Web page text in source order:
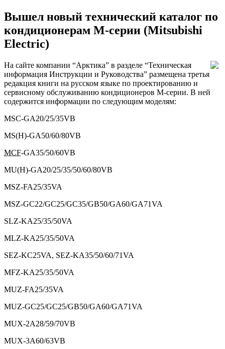
Вышел новый технический каталог по
кондиционерам М-серии (Mitsubishi
Electric)
На сайте компании “Арктика” в разделе “Техническая
информация Инструкции и Руководства” размещена третья
редакция книги на русском языке по проектированию и
сервисному обслуживанию кондиционеров М-серии. В ней
содержится информации по следующим моделям:
MSC-GA20/25/35VB
MS(H)-GA50/60/80VB
MCF-GA35/50/60VB
MU(H)-GA20/25/35/50/60/80VB
MSZ-FA25/35VA
MSZ-GC22/GC25/GC35/GB50/GA60/GA71VA
SLZ-KA25/35/50VA
MLZ-KA25/35/50VA
SEZ-KC25VA, SEZ-KA35/50/60/71VA
MFZ-KA25/35/50VA
MUZ-FA25/35VA
MUZ-GC25/GC25/GB50/GA60/GA71VA
MUX-2A28/59/70VB
MUX-3A60/63VB